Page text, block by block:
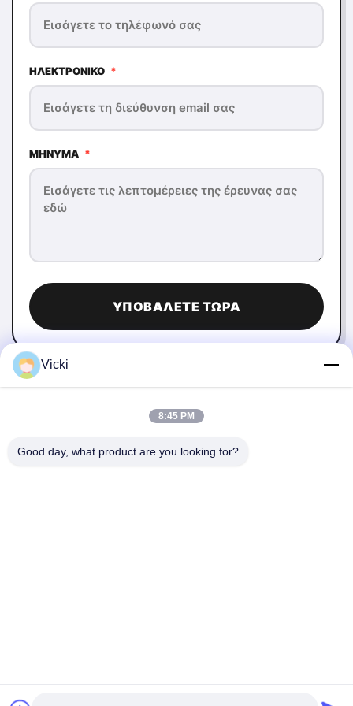
ΗΛΕΚΤΡΟΝΙΚΌ *
ΜΉΝΥΜΑ *
ΥΠΟΒΆΛΕΤΕ ΤΏΡΑ
© 2026 RICHSTAR (SHENZHEN) LIMITED. ALL RIGHTS RESERVED.
Vicki
8:45 PM
Good day, what product are you looking for?